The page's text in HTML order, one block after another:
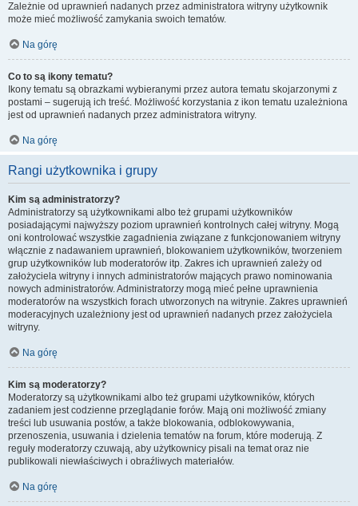
Zależnie od uprawnień nadanych przez administratora witryny użytkownik
może mieć możliwość zamykania swoich tematów.
Na górę
Co to są ikony tematu?
Ikony tematu są obrazkami wybieranymi przez autora tematu skojarzonymi z
postami – sugerują ich treść. Możliwość korzystania z ikon tematu uzależniona
jest od uprawnień nadanych przez administratora witryny.
Na górę
Rangi użytkownika i grupy
Kim są administratorzy?
Administratorzy są użytkownikami albo też grupami użytkowników
posiadającymi najwyższy poziom uprawnień kontrolnych całej witryny. Mogą
oni kontrolować wszystkie zagadnienia związane z funkcjonowaniem witryny
włącznie z nadawaniem uprawnień, blokowaniem użytkowników, tworzeniem
grup użytkowników lub moderatorów itp. Zakres ich uprawnień zależy od
założyciela witryny i innych administratorów mających prawo nominowania
nowych administratorów. Administratorzy mogą mieć pełne uprawnienia
moderatorów na wszystkich forach utworzonych na witrynie. Zakres uprawnień
moderacyjnych uzależniony jest od uprawnień nadanych przez założyciela
witryny.
Na górę
Kim są moderatorzy?
Moderatorzy są użytkownikami albo też grupami użytkowników, których
zadaniem jest codzienne przeglądanie forów. Mają oni możliwość zmiany
treści lub usuwania postów, a także blokowania, odblokowywania,
przenoszenia, usuwania i dzielenia tematów na forum, które moderują. Z
reguły moderatorzy czuwają, aby użytkownicy pisali na temat oraz nie
publikowali niewłaściwych i obraźliwych materiałów.
Na górę